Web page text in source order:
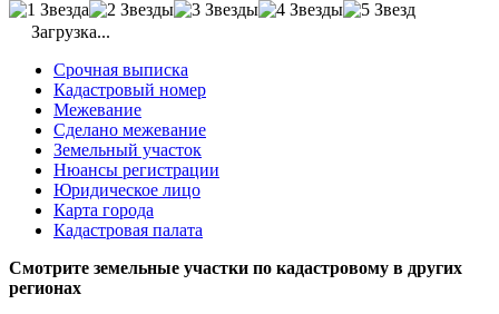
Загрузка...
Срочная выписка
Кадастровый номер
Межевание
Сделано межевание
Земельный участок
Нюансы регистрации
Юридическое лицо
Карта города
Кадастровая палата
Смотрите земельные участки по кадастровому в других
регионах